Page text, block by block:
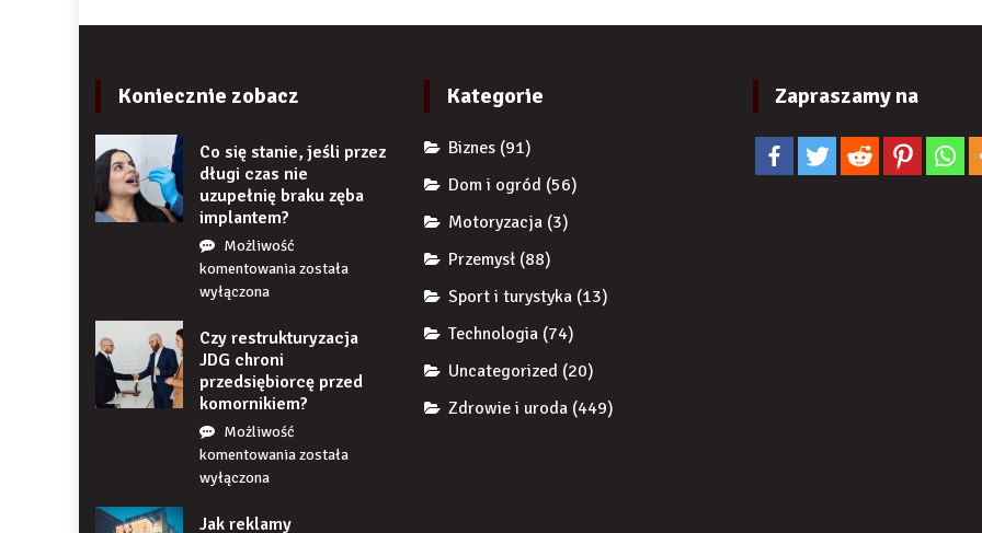
Koniecznie zobacz
Co się stanie, jeśli przez
długi czas nie
uzupełnię braku zęba
implantem?
Możliwość
komentowaniaCo
jeśli
długi
czas
uzupełnię
została
wyłączona
Czy restrukturyzacja
JDG chroni
przedsiębiorcę przed
komornikiem?
Możliwość
komentowaniaCzy
została
wyłączona
Jak reklamy
Kategorie
Biznes (91)
Dom i ogród (56)
Motoryzacja (3)
Przemysł (88)
Sport i turystyka (13)
Technologia (74)
Uncategorized (20)
Zdrowie i uroda (449)
Zapraszamy na